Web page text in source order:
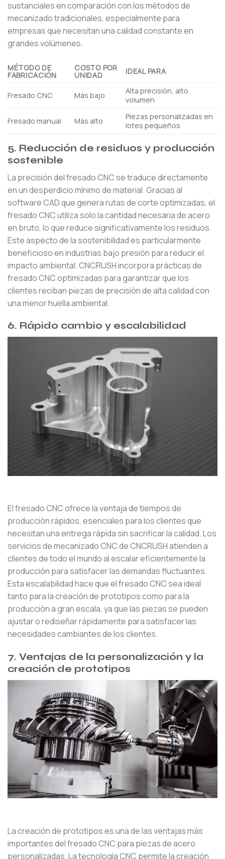
sustanciales en comparación con los métodos de
mecanizado tradicionales, especialmente para
empresas que necesitan una calidad constante en
grandes volúmenes.
MÉTODO DE
FABRICACIÓN
COSTO POR
UNIDAD IDEAL PARA
Fresado CNC Más bajo
Alta precisión, alto
volumen
Fresado manual Más alto
Piezas personalizadas en
lotes pequeños
5. Reducción de residuos y producción
sostenible
La precisión del fresado CNC se traduce directamente
en un desperdicio mínimo de material. Gracias al
software CAD que genera rutas de corte optimizadas, el
fresado CNC utiliza solo la cantidad necesaria de acero
en bruto, lo que reduce significativamente los residuos.
Este aspecto de la sostenibilidad es particularmente
beneficioso en industrias bajo presión para reducir el
impacto ambiental. CNCRUSH incorpora prácticas de
fresado CNC optimizadas para garantizar que los
clientes reciban piezas de precisión de alta calidad con
una menor huella ambiental.
6. Rápido cambio y escalabilidad
El fresado CNC ofrece la ventaja de tiempos de
producción rápidos, esenciales para los clientes que
necesitan una entrega rápida sin sacrificar la calidad. Los
servicios de mecanizado CNC de CNCRUSH atienden a
clientes de todo el mundo al escalar eficientemente la
producción para satisfacer las demandas fluctuantes.
Esta escalabilidad hace que el fresado CNC sea ideal
tanto para la creación de prototipos como para la
producción a gran escala, ya que las piezas se pueden
ajustar o rediseñar rápidamente para satisfacer las
necesidades cambiantes de los clientes.
7. Ventajas de la personalización y la
creación de prototipos
La creación de prototipos es una de las ventajas más
importantes del fresado CNC para piezas de acero
personalizadas. La tecnología CNC permite la creación